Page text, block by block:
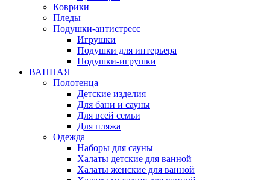
Коврики
Пледы
Подушки-антистресс
Игрушки
Подушки для интерьера
Подушки-игрушки
ВАННАЯ
Полотенца
Детские изделия
Для бани и сауны
Для всей семьи
Для пляжа
Одежда
Наборы для сауны
Халаты детские для ванной
Халаты женские для ванной